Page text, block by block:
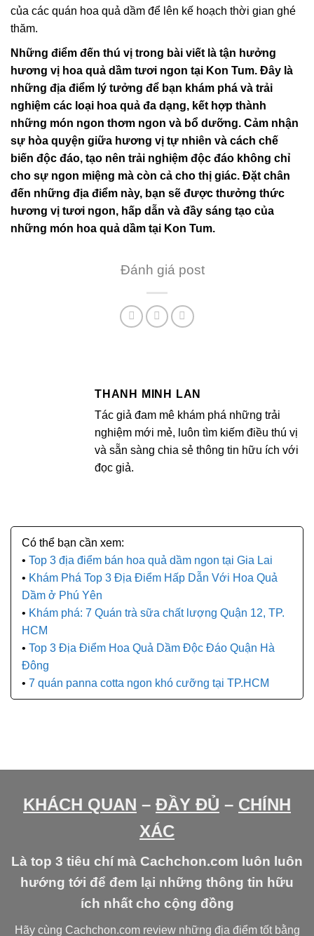
của các quán hoa quả dầm để lên kế hoạch thời gian ghé
thăm.
Những điểm đến thú vị trong bài viết là tận hưởng
hương vị hoa quả dầm tươi ngon tại Kon Tum. Đây là
những địa điểm lý tưởng để bạn khám phá và trải
nghiệm các loại hoa quả đa dạng, kết hợp thành
những món ngon thơm ngon và bổ dưỡng. Cảm nhận
sự hòa quyện giữa hương vị tự nhiên và cách chế
biến độc đáo, tạo nên trải nghiệm độc đáo không chỉ
cho sự ngon miệng mà còn cả cho thị giác. Đặt chân
đến những địa điểm này, bạn sẽ được thưởng thức
hương vị tươi ngon, hấp dẫn và đầy sáng tạo của
những món hoa quả dầm tại Kon Tum.
Đánh giá post
THANH MINH LAN
Tác giả đam mê khám phá những trải
nghiệm mới mẻ, luôn tìm kiếm điều thú vị
và sẵn sàng chia sẻ thông tin hữu ích với
đọc giả.
Top 3 địa điểm bán hoa quả dầm ngon tại Gia Lai
Khám Phá Top 3 Địa Điểm Hấp Dẫn Với Hoa Quả
Dầm ở Phú Yên
Khám phá: 7 Quán trà sữa chất lượng Quận 12, TP.
HCM
Top 3 Địa Điểm Hoa Quả Dầm Độc Đáo Quận Hà
Đông
7 quán panna cotta ngon khó cưỡng tại TP.HCM
KHÁCH QUAN – ĐẦY ĐỦ – CHÍNH
XÁC
Là top 3 tiêu chí mà Cachchon.com luôn luôn
hướng tới để đem lại những thông tin hữu
ích nhất cho cộng đồng
Hãy cùng Cachchon.com review những địa điểm tốt bằng